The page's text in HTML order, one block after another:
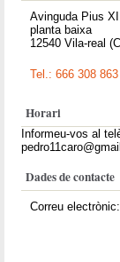
Avinguda Pius
planta baixa
12540 Vila-real
Tel.: 666 308 863
Horari
Informeu-vos al
Dades de contacte
Correu